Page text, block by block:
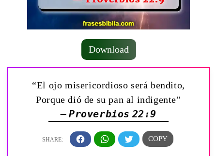
Download
“El ojo misericordioso será bendito,
Porque dió de su pan al indigente”
— Proverbios 22:9